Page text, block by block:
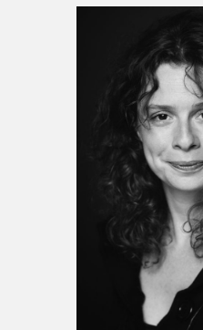
Espace enseignant·e·s